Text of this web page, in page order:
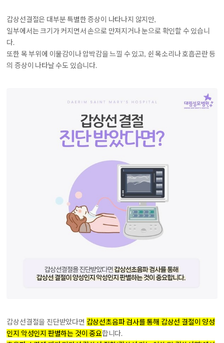
갑상선결절은 대부분 특별한 증상이 나타나지 않지만,
일부에서는 크기가 커지면서 손으로 만져지거나 눈으로 확인할 수 있습니
다.
또한 목 부위에 이물감이나 압박감을 느낄 수 있고, 쉰 목소리나 호흡곤란 등
의 증상이 나타날 수도 있습니다.
갑상선결절을 진단받았다면 갑상선초음파 검사를 통해 갑상선 결절이 양성
인지 악성인지 판별하는 것이 중요합니다.